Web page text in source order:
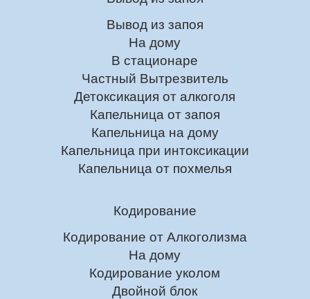
Вывод из запоя
На дому
В стационаре
Частный Вытрезвитель
Детоксикация от алкоголя
Капельница от запоя
Капельница на дому
Капельница при интоксикации
Капельница от похмелья
Кодирование
Кодирование от Алкоголизма
На дому
Кодирование уколом
Двойной блок